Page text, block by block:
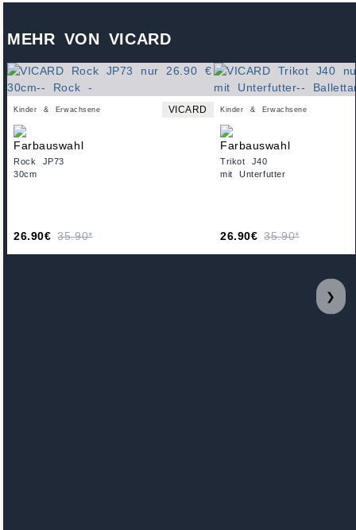
MEHR VON VICARD
Kinder & Erwachsene VICARD
Rock JP73
30cm
26.90€ 35.90*
Kinder & Erwachsene
Trikot J40
mit Unterfutter
26.90€ 35.90*
❯